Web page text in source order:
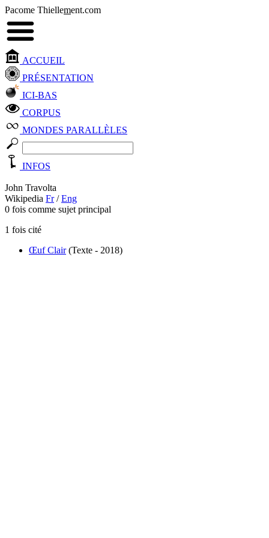
Pacome Thiellement.com
ACCUEIL
PRÉSENTATION
ICI-BAS
CORPUS
MONDES PARALLÈLES
INFOS
John Travolta
Wikipedia Fr/Eng
0 fois comme sujet principal
1 fois cité
Œuf Clair(Texte - 2018)